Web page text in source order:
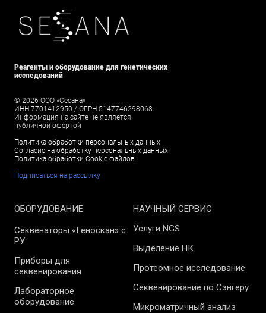
Реагенты и оборудование для генетических
исследований
© 2026 ООО «Сесана»
ИНН 7701412950 / ОГРН 5147746298068.
Информация на сайте не является
публичной офертой
Политика обработки персональных данных
Согласие на обработку персональных данных
Политика обработки Cookie-файлов
Подписаться на рассылку
ОБОРУДОВАНИЕ
Секвенаторы «Геноскан» с
РУ
Приборы для
секвенирования
Лабораторное
оборудование
НАУЧНЫЙ СЕРВИС
Услуги NGS
Выделение НК
Протеомное исследование
Секвенирование по Сэнгеру
Микроматричный анализ